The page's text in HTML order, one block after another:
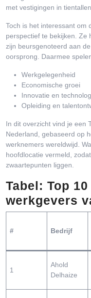
met vestigingen in
Toch is het interessant om
perspectief te bekijken. Ze
zijn beursgenoteerd aan
oorsprong. Daarmee
Werkgelegenheid
Economische groei
Innovatie en
Opleiding en
In dit overzicht vind je een
Nederland, gebaseerd op
werknemers wereldwijd.
hoofdlocatie vermeld,
zwaartepunten liggen.
Tabel: Top
werkgevers
# Bedrijf
1
Ahold
Delhaize